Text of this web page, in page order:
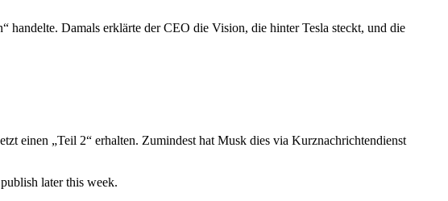
handelte. Damals erklärte der CEO die Vision, die hinter Tesla steckt, und die
einen „Teil 2“ erhalten. Zumindest hat Musk dies via Kurznachrichtendienst
later this week.